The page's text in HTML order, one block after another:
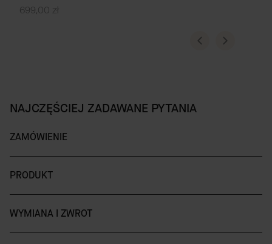
Cena
699,00 zł
NAJCZĘŚCIEJ ZADAWANE PYTANIA
ZAMÓWIENIE
PRODUKT
WYMIANA I ZWROT